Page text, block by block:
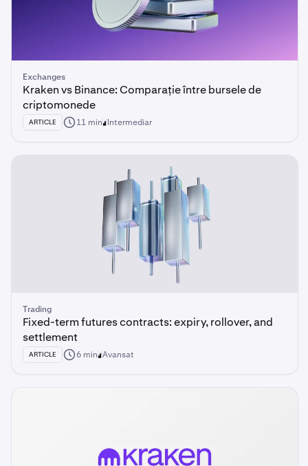
Exchanges
Kraken vs Binance: Comparație între bursele de
criptomonede
ARTICLE 11 min Intermediar
Trading
Fixed-term futures contracts: expiry, rollover, and
settlement
ARTICLE 6 min Avansat